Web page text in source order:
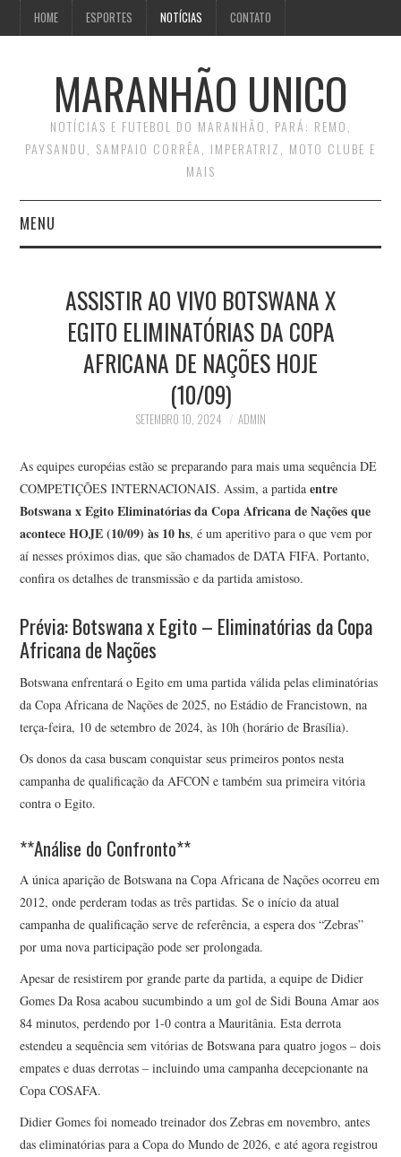
HOME ESPORTES NOTÍCIAS CONTATO
MARANHÃO UNICO
NOTÍCIAS E FUTEBOL DO MARANHÃO, PARÁ: REMO,
PAYSANDU, SAMPAIO CORRÊA, IMPERATRIZ, MOTO CLUBE E
MAIS
MENU
CONTATO
ASSISTIR AO VIVO BOTSWANA X
EGITO ELIMINATÓRIAS DA COPA
AFRICANA DE NAÇÕES HOJE
(10/09)
SETEMBRO 10, 2024 ADMIN
As equipes européias estão se preparando para mais uma sequência DE
COMPETIÇÕES INTERNACIONAIS. Assim, a partidaentre
Botswana x Egito Eliminatórias da Copa Africana de Nações que
acontece HOJE (10/09) às 10 hs, é um aperitivo para o que vem por
aí nesses próximos dias, que são chamados de DATA FIFA. Portanto,
confira os detalhes de transmissão e da partida amistoso.
Prévia: Botswana x Egito – Eliminatórias da Copa
Africana de Nações
Botswana enfrentará o Egito em uma partida válida pelas eliminatórias
da Copa Africana de Nações de 2025, no Estádio de Francistown, na
terça-feira, 10 de setembro de 2024, às 10h (horário de Brasília).
Os donos da casa buscam conquistar seus primeiros pontos nesta
campanha de qualificação da AFCON e também sua primeira vitória
contra o Egito.
**Análise do Confronto**
A única aparição de Botswana na Copa Africana de Nações ocorreu em
2012, onde perderam todas as três partidas. Se o início da atual
campanha de qualificação serve de referência, a espera dos “Zebras”
por uma nova participação pode ser prolongada.
Apesar de resistirem por grande parte da partida, a equipe de Didier
Gomes Da Rosa acabou sucumbindo a um gol de Sidi Bouna Amar aos
84 minutos, perdendo por 1-0 contra a Mauritânia. Esta derrota
estendeu a sequência sem vitórias de Botswana para quatro jogos – dois
empates e duas derrotas – incluindo uma campanha decepcionante na
Copa COSAFA.
Didier Gomes foi nomeado treinador dos Zebras em novembro, antes
das eliminatórias para a Copa do Mundo de 2026, e até agora registrou